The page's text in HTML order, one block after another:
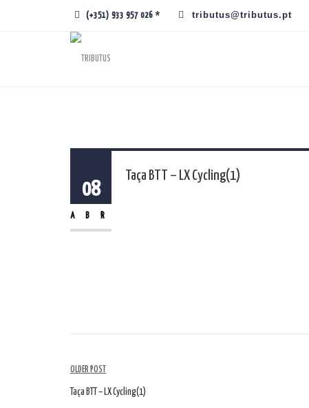
(+351) 933 957 026 * tributus@tributus.pt
08
ABR
Taça BTT – LX Cycling(1)
Navegação
de
OLDER POST
Taça BTT – LX Cycling(1)